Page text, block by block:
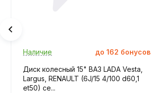
Наличие до 162 бонусов
Диск колесный 15" ВАЗ LADA Vesta,
Largus, RENAULT (6J/15 4/100 d60,1
et50) се...